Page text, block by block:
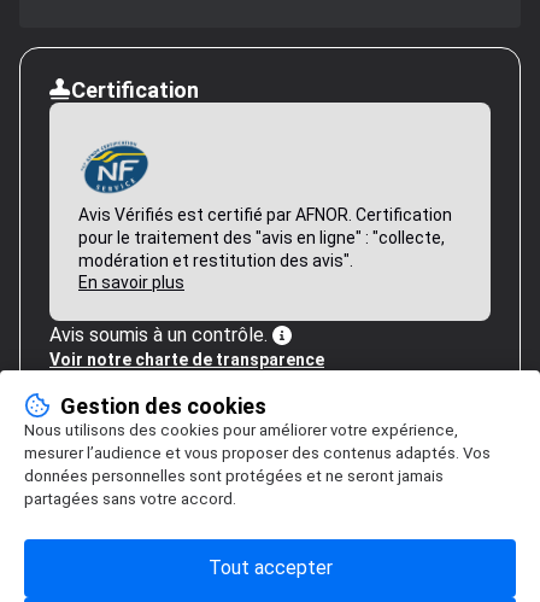
Certification
Avis Vérifiés est certifié par AFNOR. Certification
pour le traitement des "avis en ligne" : "collecte,
modération et restitution des avis".
En savoir plus
Avis soumis à un contrôle.
Voir notre charte de transparence
Gestion des cookies
Nous utilisons des cookies pour améliorer votre expérience,
mesurer l’audience et vous proposer des contenus adaptés. Vos
données personnelles sont protégées et ne seront jamais
partagées sans votre accord.
Tout accepter